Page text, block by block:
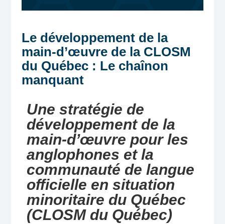
Le développement de la
main-d’œuvre de la CLOSM
du Québec : Le chaînon
manquant
Une stratégie de
développement de la
main-d’œuvre pour les
anglophones et la
communauté de langue
officielle en situation
minoritaire du Québec
(CLOSM du Québec)